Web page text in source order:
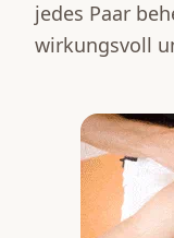
jedes Paar
wirkungsvoll